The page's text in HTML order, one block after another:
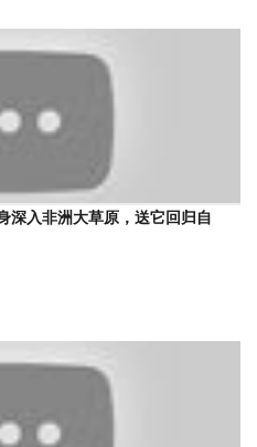
深入非洲大草原，送它回归自